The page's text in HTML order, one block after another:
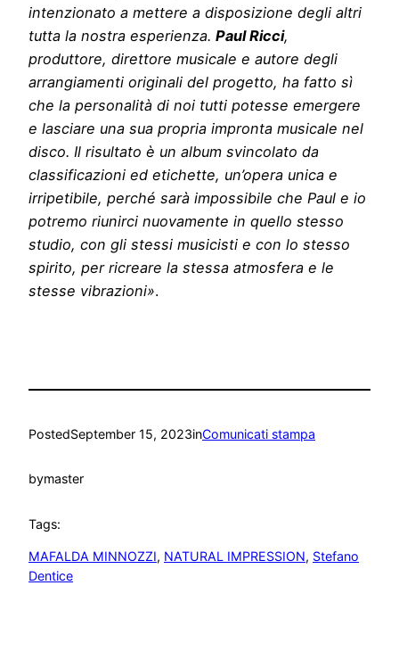
intenzionato a mettere a disposizione degli altri
tutta la nostra esperienza. Paul Ricci,
produttore, direttore musicale e autore degli
arrangiamenti originali del progetto, ha fatto sì
che la personalità di noi tutti potesse emergere
e lasciare una sua propria impronta musicale nel
disco. Il risultato è un album svincolato da
classificazioni ed etichette, un’opera unica e
irripetibile, perché sarà impossibile che Paul e io
potremo riunirci nuovamente in quello stesso
studio, con gli stessi musicisti e con lo stesso
spirito, per ricreare la stessa atmosfera e le
stesse vibrazioni».
PostedSeptember 15, 2023inComunicati stampa
bymaster
Tags:
MAFALDA MINNOZZI, NATURAL IMPRESSION, Stefano
Dentice